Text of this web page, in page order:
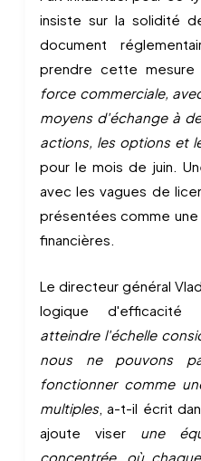
insiste sur la solidité
document
prendre cette mesure
force commerciale,
moyens d'échange à
actions, les options et
pour le mois de juin.
avec les vagues de
présentées comme
financières.
Le directeur général
logique d'efficacité
atteindre l'échelle
nous ne pouvons
fonctionner comme
multiples, a-t-il écrit
ajoute viser une
concentrée, où